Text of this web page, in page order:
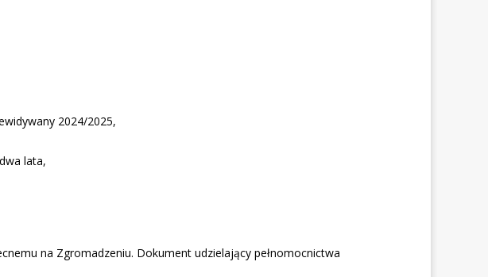
2024/2025,
lata,
na Zgromadzeniu. Dokument udzielający pełnomocnictwa